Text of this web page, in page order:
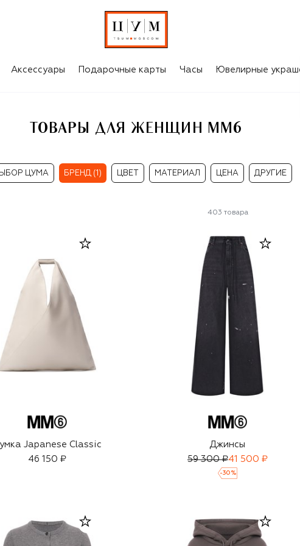
Аксессуары Подарочные карты Часы Ювелирные
ТОВАРЫ ДЛЯ ЖЕНЩИН MM6
ЦУМА БРЕНД (1) ЦВЕТ МАТЕРИАЛ ЦЕНА ДРУГИЕ
403 товара
Japanese Classic
46 150 ₽
Джинсы
59 300 ₽41 500 ₽
-30 %